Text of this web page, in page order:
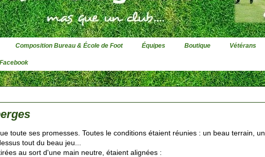
Composition Bureau & École de Foot Équipes Boutique Vétérans
toute ses promesses. Toutes le conditions étaient réunies : un beau terrain, un
tout du beau jeu...
au sort d'une main neutre, étaient alignées :